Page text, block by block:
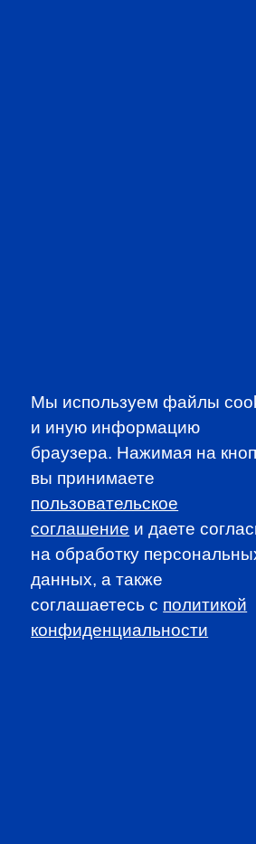
CFA
SUBSCRIBE
Мы используем файлы
и иную информацию
браузера. Нажимая на
вы принимаете
пользовательское
соглашение и даете
на обработку
данных, а также
соглашаетесь c политикой
конфиденциальности